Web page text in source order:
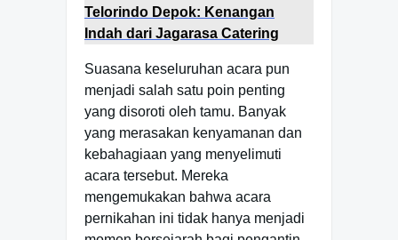
Telorindo Depok: Kenangan
Indah dari Jagarasa Catering
Suasana keseluruhan acara pun
menjadi salah satu poin penting
yang disoroti oleh tamu. Banyak
yang merasakan kenyamanan dan
kebahagiaan yang menyelimuti
acara tersebut. Mereka
mengemukakan bahwa acara
pernikahan ini tidak hanya menjadi